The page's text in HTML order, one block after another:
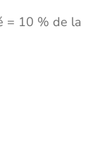
= 10 % de la